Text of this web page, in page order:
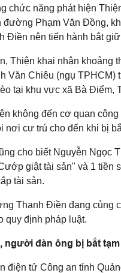
chức năng phát hiện
đường Phạm Văn Đồng,
Điền nên tiến hành bắt
Thiện khai nhận khoảng
Văn Chiêu (ngụ TPHCM)
tại khu vực xã Bà Điểm,
không đến cơ quan công
nơi cư trú cho đến khi bị
cho biết Nguyễn Ngọc
giật tài sản" và 1 tiền
tài sản.
Thanh Điền đang củng
quy định pháp luật.
người đàn ông bị bắt
điện tử Công an tỉnh